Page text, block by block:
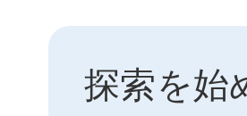
探索を始